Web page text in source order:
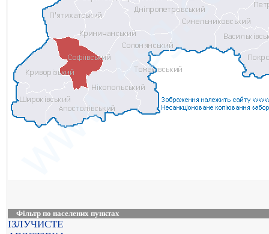
Фільтр по населених пунктах
ІЗЛУЧИСТЕ